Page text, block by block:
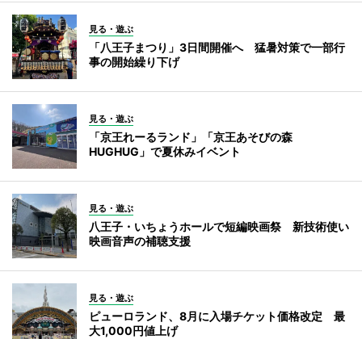
見る・遊ぶ
「八王子まつり」3日間開催へ 猛暑対策で一部行
事の開始繰り下げ
見る・遊ぶ
「京王れーるランド」「京王あそびの森
HUGHUG」で夏休みイベント
見る・遊ぶ
八王子・いちょうホールで短編映画祭 新技術使い
映画音声の補聴支援
見る・遊ぶ
ピューロランド、8月に入場チケット価格改定 最
大1,000円値上げ